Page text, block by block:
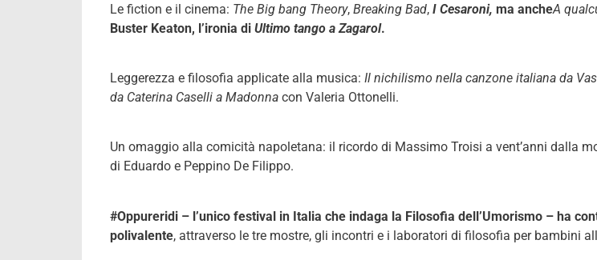
Le fiction e il cinema: The Big bang Theory, Breaking Bad, I Cesaroni, ma ancheA
Buster Keaton, l’ironia di Ultimo tango a Zagarol.
Leggerezza e filosofia applicate alla musica: Il nichilismo nella canzone italiana da
da Caterina Caselli a Madonna con Valeria Ottonelli.
Un omaggio alla comicità napoletana: il ricordo di Massimo Troisi a vent’anni dalla
di Eduardo e Peppino De Filippo.
#Oppureridi – l’unico festival in Italia che indaga la Filosofia dell’Umorismo – ha
polivalente, attraverso le tre mostre, gli incontri e i laboratori di filosofia per bambini